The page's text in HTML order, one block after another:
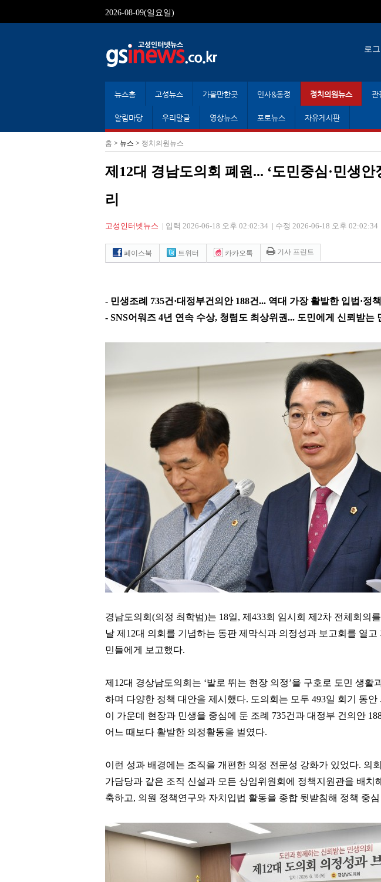
2026-08-09(일요일)
로
뉴스홈 고성뉴스 가볼만한곳 인사&동정 정치의원뉴스 관
알림마당 우리말글 영상뉴스 포토뉴스 자유게시판
홈 > 뉴스 > 정치의원뉴스
제12대 경남도의회 폐원... ‘도민중심·민생안
리
고성인터넷뉴스 입력 2026-06-18 오후 02:02:34 수정 2026-06-18 오후 02:02:34
페이스북 트위터 카카오톡 기사 프린트
- 민생조례 735건 ·대정부건의안 188건... 역대 가장 활발한 입법 ·정
- SNS어워즈 4년 연속 수상, 청렴도 최상위권... 도민에게 신뢰받는
경남도의회 (의정 최학범)는 18일, 제 433회 임시회 제 2차 전체회의
날 제 12대 의회를 기념하는 동판 제막식과 의정성과 보고회를 열고
민들에게 보고했다.
제 12대 경상남도의회는 ‘발로 뛰는 현장 의정’을 구호로 도민 생활
하며 다양한 정책 대안을 제시했다. 도의회는 모두 493일 회기 동안
이 가운데 현장과 민생을 중심에 둔 조례 735건과 대정부 건의안
어느 때보다 활발한 의정활동을 벌였다.
이런 성과 배경에는 조직을 개편한 의정 전문성 강화가 있었다. 의
가담당과 같은 조직 신설과 모든 상임위원회에 정책지원관을 배치
축하고, 의원 정책연구와 자치입법 활동을 종합 뒷받침해 정책 중